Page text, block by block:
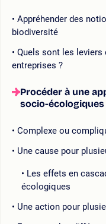
Appréhender des
biodiversité
Quels sont les leviers
entreprises ?
Procéder à une
socio-écologiques
Complexe ou
Une cause pour
Les effets en
écologiques
Une action pour